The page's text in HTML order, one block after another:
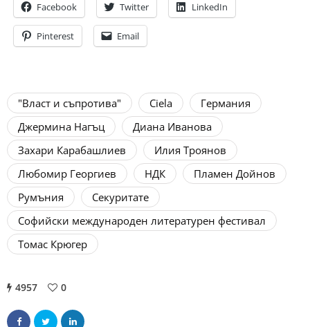
Facebook Twitter LinkedIn
Pinterest Email
"Власт и съпротива" Ciela
Германия
Джермина Нагъц
Диана Иванова
Захари Карабашлиев
Илия Троянов
Любомир Георгиев
НДК
Пламен Дойнов
Румъния
Секуритате
Софийски международен литературен фестивал
Томас Крюгер
4957 0